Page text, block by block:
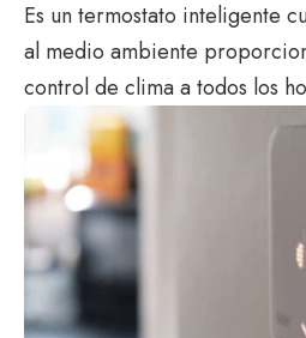
Es un termostato inteligente
al medio ambiente
control de clima a todos los